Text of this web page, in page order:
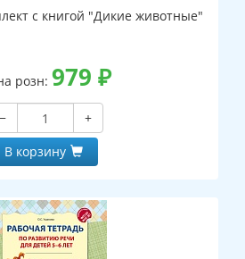
с книгой "Дикие животные"
розн: 979 ₽
−
+
В корзину